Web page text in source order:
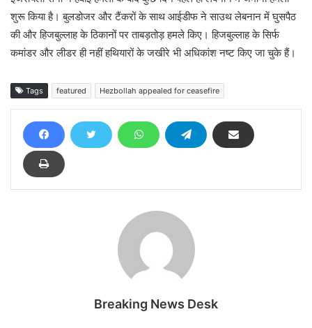
शुरू किया है। बुलडोजर और टैंकरों के साथ आईडीफ ने साउथ लेबनान में घुसपैठ
की और हिजबुल्लाह के ठिकानों पर ताबड़तोड़ हमले किए। हिजबुल्लाह के सिर्फ
कमांडर और लीडर ही नहीं हथियारों के जखीरे भी अधिकांश नष्ट किए जा चुके हैं।
Tags featured Hezbollah appealed for ceasefire
Breaking News Desk